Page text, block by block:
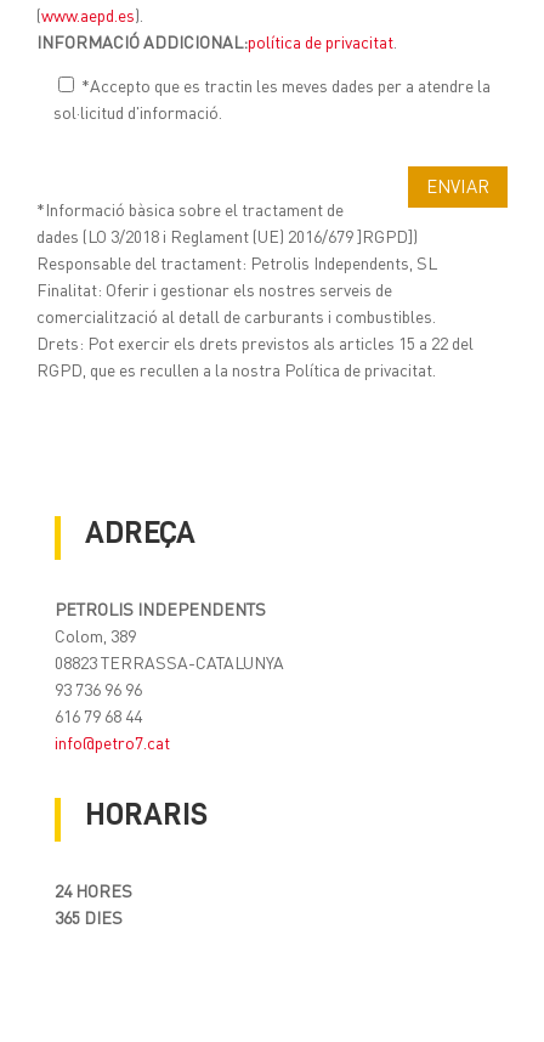
(www.aepd.es).
INFORMACIÓ ADDICIONAL:política de privacitat
*Accepto que es tractin les meves dades per a atendre la
sol·licitud d'informació.
*Informació bàsica sobre el tractament de
dades (LO 3/2018 i Reglament (UE) 2016/679 ]RGPD])
Responsable del tractament: Petrolis Independents, SL
Finalitat: Oferir i gestionar els nostres serveis de
comercialització al detall de carburants i combustibles.
Drets: Pot exercir els drets previstos als articles 15 a 22 del
RGPD, que es recullen a la nostra Política de privacitat.
ADREÇA
PETROLIS INDEPENDENTS
Colom, 389
08823 TERRASSA-CATALUNYA
93 736 96 96
616 79 68 44
info@petro7.cat
HORARIS
24 HORES
365 DIES